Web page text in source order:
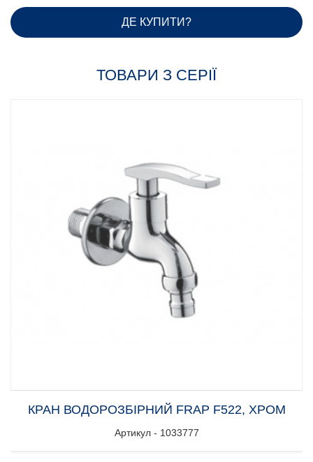
ДЕ КУПИТИ?
ТОВАРИ З СЕРІЇ
КРАН ВОДОРОЗБІРНИЙ FRAP F522, ХРОМ
Артикул - 1033777